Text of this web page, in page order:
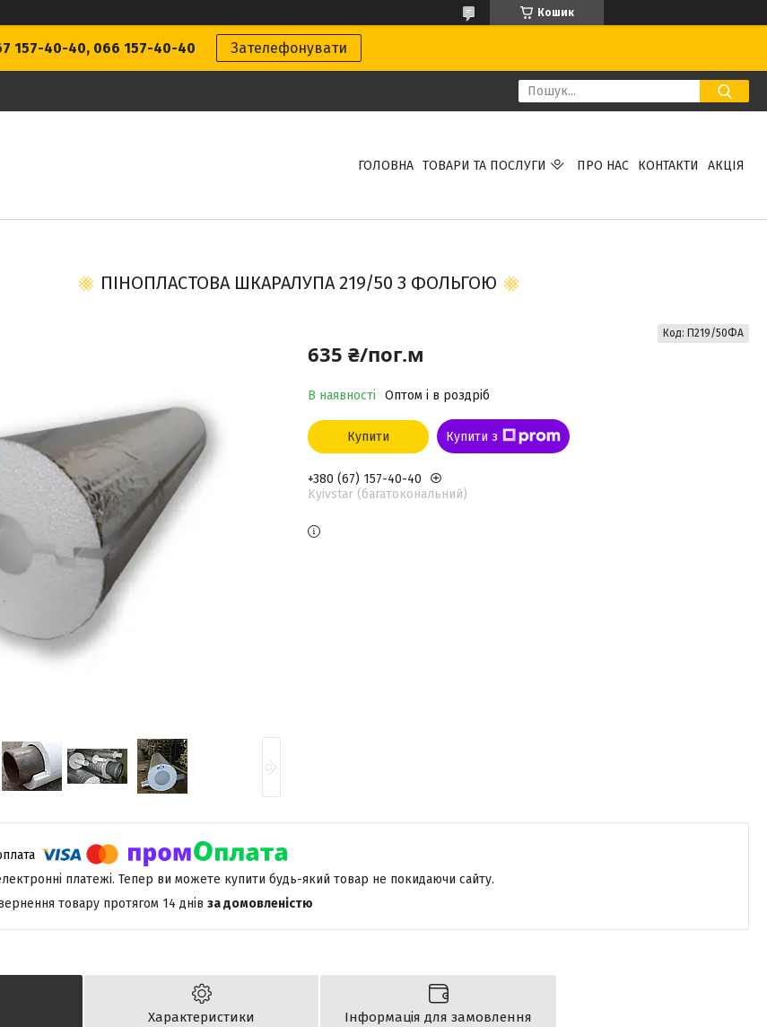
Кошик
157-40-40, 066 157-40-40 Зателефонувати
ГОЛОВНА ТОВАРИ ТА ПОСЛУГИ ПРО НАС КОНТАКТИ АКЦІЯ
ПІНОПЛАСТОВА ШКАРАЛУПА 219/50 З ФОЛЬГОЮ
635 ₴/пог.м
В наявності Оптом і в роздріб
Код: П219/50ФА
Купити Купити з
+380 (67) 157-40-40
Kyivstar (багатокональний)
платежі. Тепер ви можете купити будь-який товар не покидаючи сайту.
товару протягом 14 днів за домовленістю
Характеристики Інформація для замовлення